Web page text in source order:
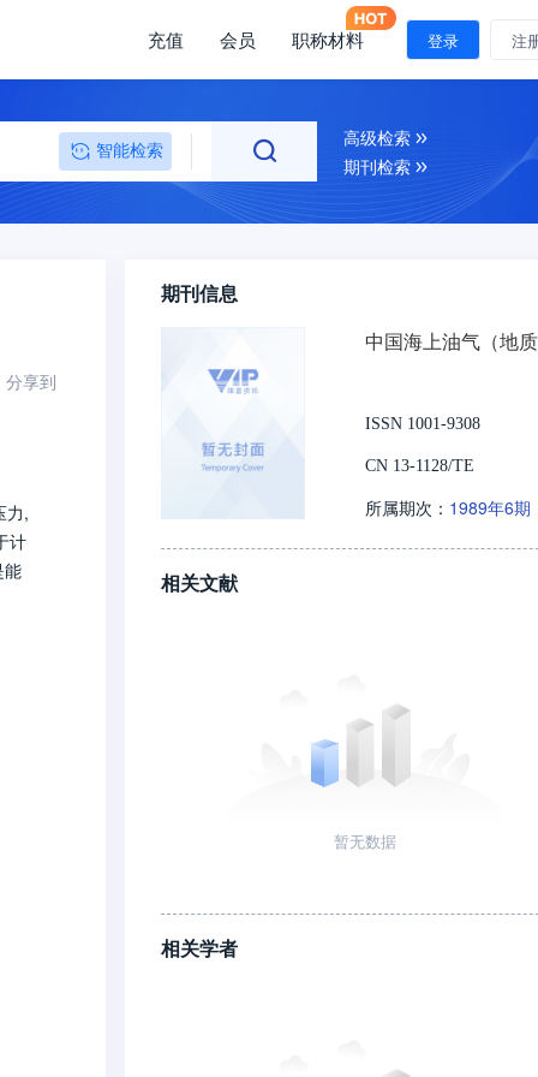
充值 会员 职称材料 登录 注
智能检索
高级检索
期刊检索
分享到
力,
计
能
期刊信息
中国海上油气（地
ISSN 1001-9308
CN 13-1128/TE
所属期次： 1989年6期
相关文献
暂无数据
相关学者